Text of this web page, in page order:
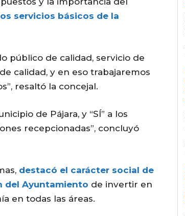
servicios básicos de la
público de calidad, servicio de
calidad, y en eso trabajaremos
resaltó la concejal.
de Pájara, y “SÍ” a los
recepcionadas”, concluyó
destacó el carácter social de
del Ayuntamiento de invertir en
en todas las áreas.